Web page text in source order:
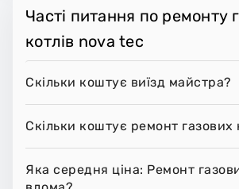
Часті питання по ремонту
котлів nova tec
Скільки коштує виїзд майстра?
Скільки коштує ремонт газових
Яка середня ціна: Ремонт